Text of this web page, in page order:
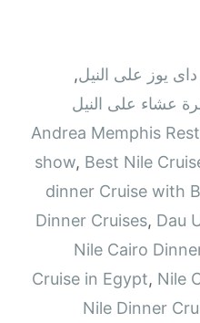
داى يوز على النيل,
عشاء على النيل
Andrea Memphis
show, Best Nile
dinner Cruise with
Dinner Cruises, Dau
Nile Cairo
Cruise in Egypt, Nile
Nile Dinner